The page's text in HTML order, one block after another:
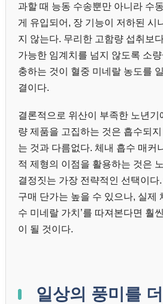
과할 때 능동 수송뿐만 아니라 수
게 유입되어, 장 기능이 저하된 시
지 않는다. 무리한 고함량 섭취보
가능한 임계치를 넘지 않도록 소
충하는 것이 혈중 미네랄 농도를
결이다.
결론적으로 위산이 부족한 노년기
량 제품을 고집하는 것은 흡수되지
는 것과 다름없다. 체내 흡수 매커
적 제형의 이점을 활용하는 것은
결정짓는 가장 전략적인 선택이다.
구매 단가는 높을 수 있으나, 실제
수 미네랄 가치’를 따져본다면 훨
이 될 것이다.
일상의 풍미를